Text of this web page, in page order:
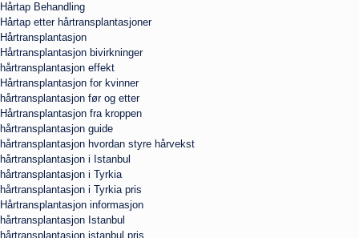
Hårtap Behandling
Hårtap etter hårtransplantasjoner
Hårtransplantasjon
Hårtransplantasjon bivirkninger
hårtransplantasjon effekt
Hårtransplantasjon for kvinner
hårtransplantasjon før og etter
Hårtransplantasjon fra kroppen
hårtransplantasjon guide
hårtransplantasjon hvordan styre hårvekst
hårtransplantasjon i Istanbul
hårtransplantasjon i Tyrkia
hårtransplantasjon i Tyrkia pris
Hårtransplantasjon informasjon
hårtransplantasjon Istanbul
hårtransplantasjon istanbul pris